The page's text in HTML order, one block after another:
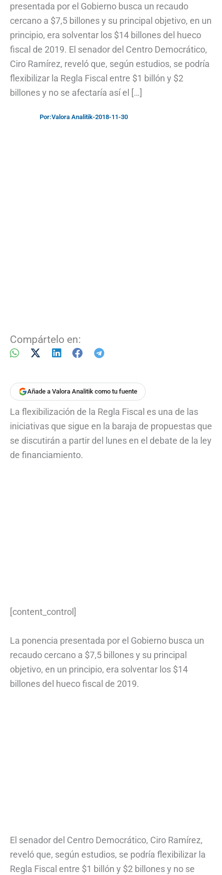
presentada por el Gobierno busca un recaudo
cercano a $7,5 billones y su principal objetivo, en un
principio, era solventar los $14 billones del hueco
fiscal de 2019. El senador del Centro Democrático,
Ciro Ramírez, reveló que, según estudios, se podría
flexibilizar la Regla Fiscal entre $1 billón y $2
billones y no se afectaría así el […]
Por:Valora Analitik-2018-11-30
Compártelo en:
Añade a Valora Analitik como tu fuente
La flexibilización de la Regla Fiscal es una de las
iniciativas que sigue en la baraja de propuestas que
se discutirán a partir del lunes en el debate de la ley
de financiamiento.
[content_control]
La ponencia presentada por el Gobierno busca un
recaudo cercano a $7,5 billones y su principal
objetivo, en un principio, era solventar los $14
billones del hueco fiscal de 2019.
El senador del Centro Democrático, Ciro Ramírez,
reveló que, según estudios, se podría flexibilizar la
Regla Fiscal entre $1 billón y $2 billones y no se